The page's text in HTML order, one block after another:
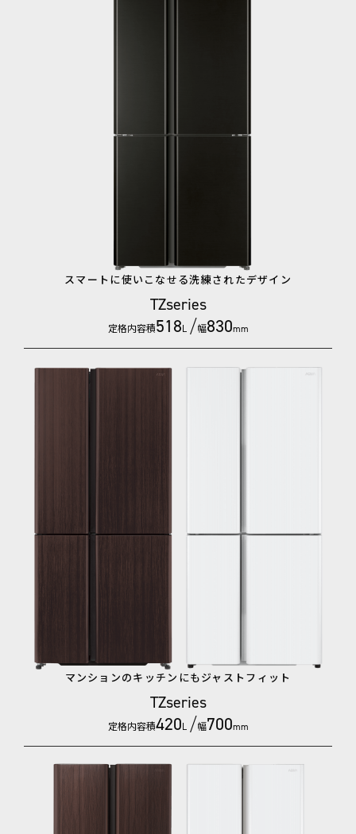
スマートに使いこなせる洗練されたデザイン
TZseries
定格内容積518L /幅830mm
マンションのキッチンにもジャストフィット
TZseries
定格内容積420L /幅700mm